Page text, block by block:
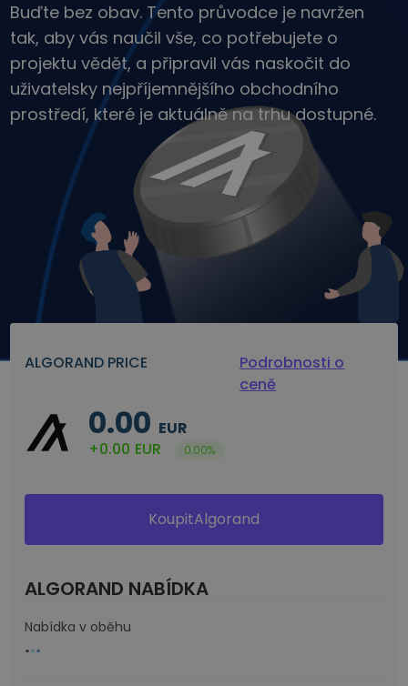
Buďte bez obav. Tento průvodce je navržen
tak, aby vás naučil vše, co potřebujete o
projektu vědět, a připravil vás naskočit do
uživatelsky nejpříjemnějšího obchodního
prostředí, které je aktuálně na trhu dostupné.
ALGORAND PRICE
Podrobnosti o
ceně
0.00 EUR
+0.00 EUR 0.00%
KoupitAlgorand
ALGORAND NABÍDKA
Nabídka v oběhu